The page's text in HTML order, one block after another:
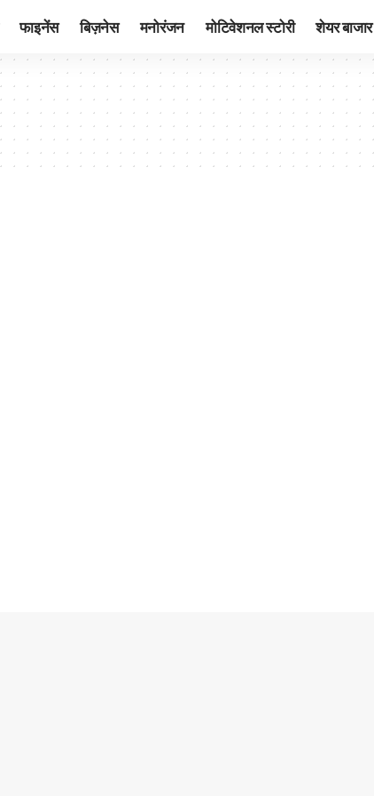
फाइनेंस बिज़नेस मनोरंजन मोटिवेशनल स्टोरी शेयर बाजार